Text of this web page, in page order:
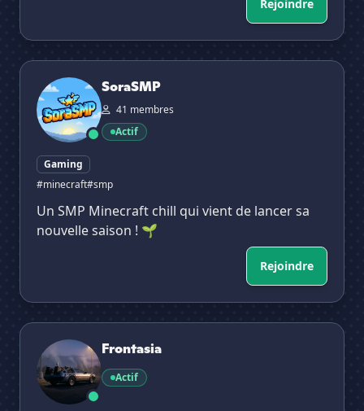
Rejoindre
SoraSMP
SoraSMP
41 membres
Actif
Gaming
#minecraft#smp
Un SMP Minecraft chill qui vient de lancer sa
nouvelle saison ! 🌱
Rejoindre
Frontasia
Frontasia
Actif